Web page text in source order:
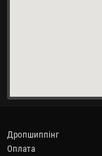
Дропшиппінг
Оплата